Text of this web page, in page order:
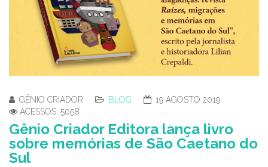
GÊNIO CRIADOR BLOG
19 AGOSTO 2019
ACESSOS: 5058
Gênio Criador Editora lança livro
sobre memórias de São Caetano do
Sul